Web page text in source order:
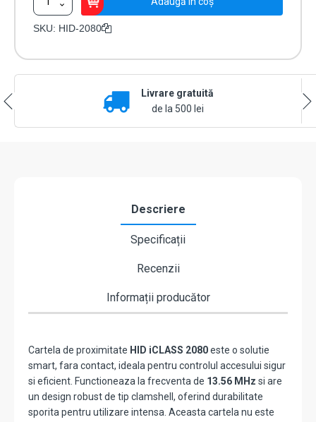
Cartela
de
SKU: HID-2080
Livrare gratuită
de la 500 lei
Descriere
Specificații
Recenzii
Informații producător
Cartela de proximitate HID iCLASS 2080este o solutie
smart, fara contact, ideala pentru controlul accesului sigur
si eficient. Functioneaza la frecventa de 13.56 MHz si are
un design robust de tip clamshell, oferind durabilitate
sporita pentru utilizare intensa. Aceasta cartela nu este